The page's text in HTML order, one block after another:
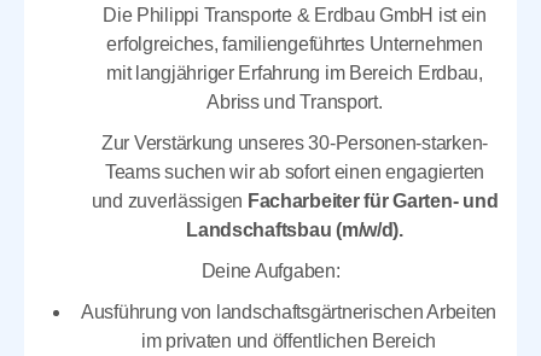
Die Philippi Transporte & Erdbau GmbH ist ein
erfolgreiches, familiengeführtes Unternehmen
mit langjähriger Erfahrung im Bereich Erdbau,
Abriss und Transport.
Zur Verstärkung unseres 30-Personen-starken-
Teams suchen wir ab sofort einen engagierten
und zuverlässigen Facharbeiter für Garten- und
Landschaftsbau (m/w/d).
Deine Aufgaben:
Ausführung von landschaftsgärtnerischen Arbeiten
im privaten und öffentlichen Bereich